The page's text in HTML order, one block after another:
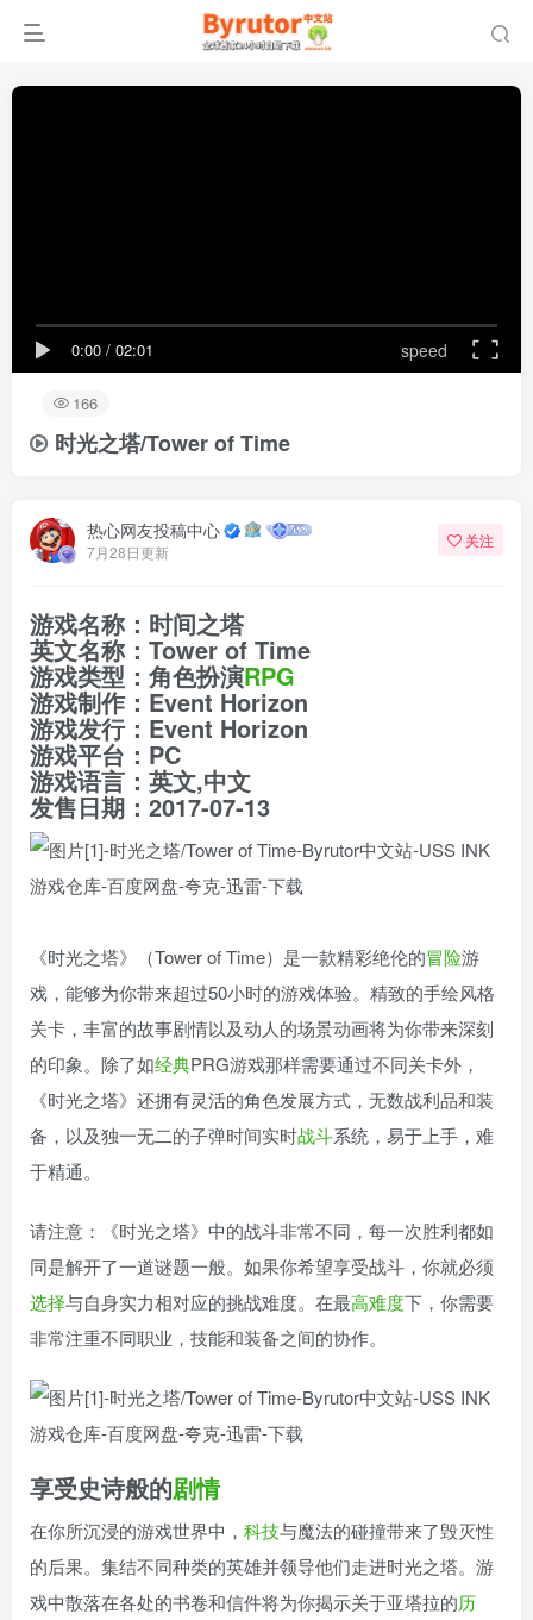
0:00 / 02:01 speed
166
时光之塔/Tower of Time
热心网友投稿中心
7月28日更新
关注
游戏名称：时间之塔
英文名称：Tower of Time
游戏类型：角色扮演RPG
游戏制作：Event Horizon
游戏发行：Event Horizon
游戏平台：PC
游戏语言：英文,中文
发售日期：2017-07-13
《时光之塔》（Tower of Time）是一款精彩绝伦的冒险游
戏，能够为你带来超过50小时的游戏体验。精致的手绘风格
关卡，丰富的故事剧情以及动人的场景动画将为你带来深刻
的印象。除了如经典PRG游戏那样需要通过不同关卡外，
《时光之塔》还拥有灵活的角色发展方式，无数战利品和装
备，以及独一无二的子弹时间实时战斗系统，易于上手，难
于精通。
请注意：《时光之塔》中的战斗非常不同，每一次胜利都如
同是解开了一道谜题一般。如果你希望享受战斗，你就必须
选择与自身实力相对应的挑战难度。在最高难度下，你需要
非常注重不同职业，技能和装备之间的协作。
享受史诗般的剧情
在你所沉浸的游戏世界中， 科技与魔法的碰撞带来了毁灭性
的后果。集结不同种类的英雄并领导他们走进时光之塔。游
戏中散落在各处的书卷和信件将为你揭示关于亚塔拉的历